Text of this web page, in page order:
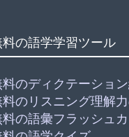
料の語学学習ツール
料のディクテーショ
料のリスニング理解
料の語彙フラッシュ